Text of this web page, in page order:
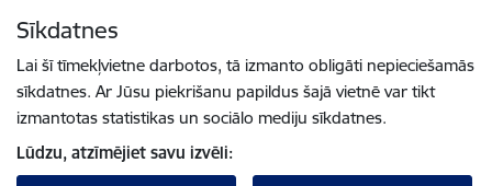
Sīkdatnes
Lai šī tīmekļvietne darbotos, tā izmanto obligāti nepieciešamās
sīkdatnes. Ar Jūsu piekrišanu papildus šajā vietnē var tikt
izmantotas statistikas un sociālo mediju sīkdatnes.
Lūdzu, atzīmējiet savu izvēli: